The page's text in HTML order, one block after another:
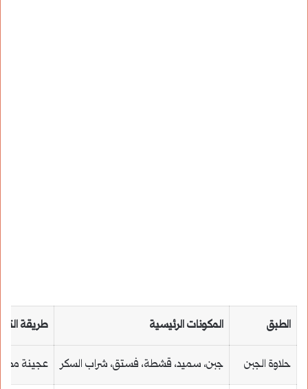
الطبق المكونات الرئيسية طريقة
حلاوة الجبن جبن، سميد، قشطة، فستق، شراب السكر عجينة